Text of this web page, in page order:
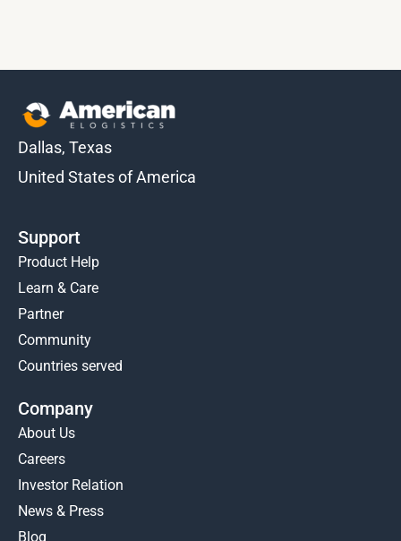
Dallas, Texas
United States of America
Support
Product Help
Learn & Care
Partner
Community
Countries served
Company
About Us
Careers
Investor Relation
News & Press
Blog